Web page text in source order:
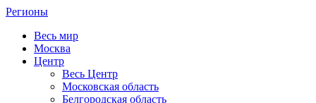
Регионы
Весь мир
Москва
Центр
Весь Центр
Московская область
Белгородская область